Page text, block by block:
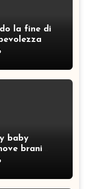
la fine di
baby
brani